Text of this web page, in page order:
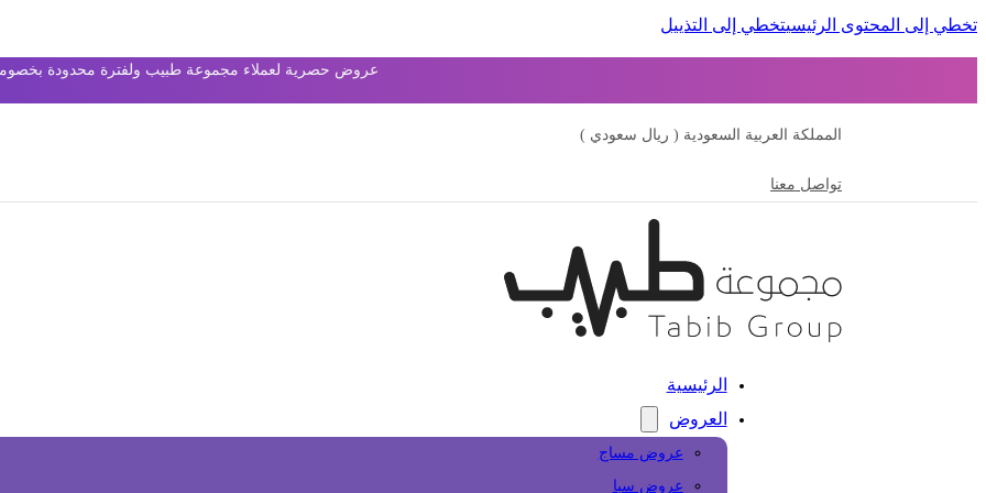
تخطي إلى المحتوى الرئيسيتخطي إلى التذييل
عروض حصرية لعملاء مجموعة طبيب ولفترة محدودة بخصومات
المملكة العربية السعودية ( ريال سعودي )
تواصل معنا
الرئيسية
العروض
عروض مساج
عروض سبا